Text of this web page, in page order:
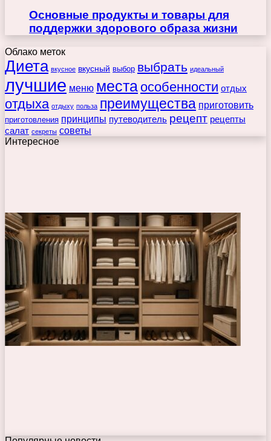
Основные продукты и товары для
поддержки здорового образа жизни
Облако меток
Диета вкусное вкусный выбор выбрать идеальный
лучшие меню места особенности отдых
отдыха отдыху польза преимущества приготовить
приготовления принципы путеводитель рецепт рецепты
салат секреты советы
Интересное